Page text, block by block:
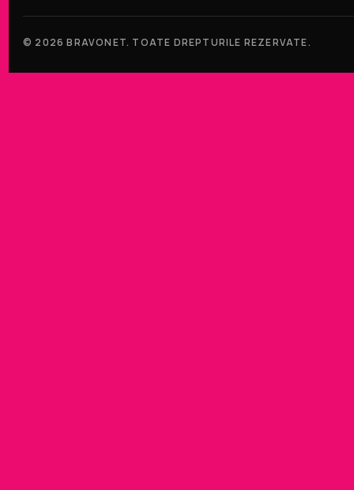
© 2026 BRAVONET. TOATE DREPTURILE REZERVATE.